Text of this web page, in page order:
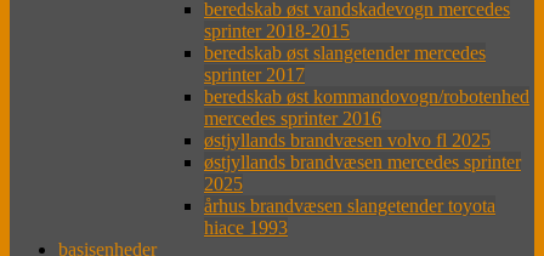
beredskab øst vandskadevogn mercedes
sprinter 2018-2015
beredskab øst slangetender mercedes
sprinter 2017
beredskab øst kommandovogn/robotenhed
mercedes sprinter 2016
østjyllands brandvæsen volvo fl 2025
østjyllands brandvæsen mercedes sprinter
2025
århus brandvæsen slangetender toyota
hiace 1993
basisenheder